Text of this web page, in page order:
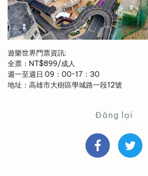
遊樂世界門票資訊:
全票：NT$899/成人
週一至週日 09：00~17：30
地址：高雄市大樹區學城路一段12號
Đăng lại